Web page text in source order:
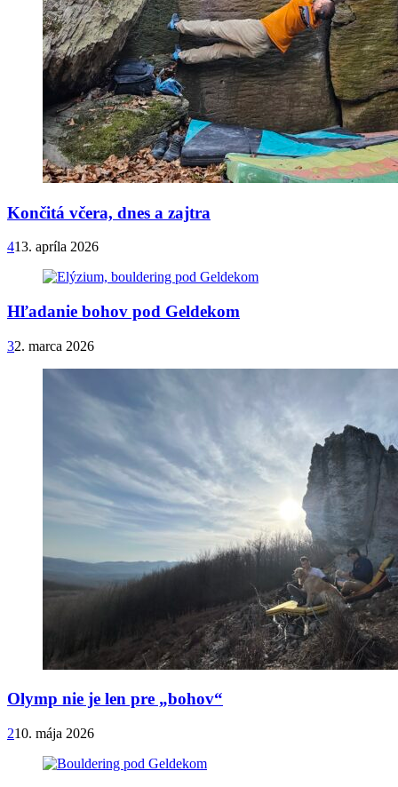
Končitá včera, dnes a zajtra
413. apríla 2026
Hľadanie bohov pod Geldekom
32. marca 2026
Olymp nie je len pre „bohov“
210. mája 2026